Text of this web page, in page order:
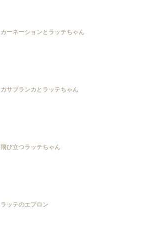
カーネーションとラッテちゃん
カサブランカとラッテちゃん
飛び立つラッテちゃん
ラッテのエプロン